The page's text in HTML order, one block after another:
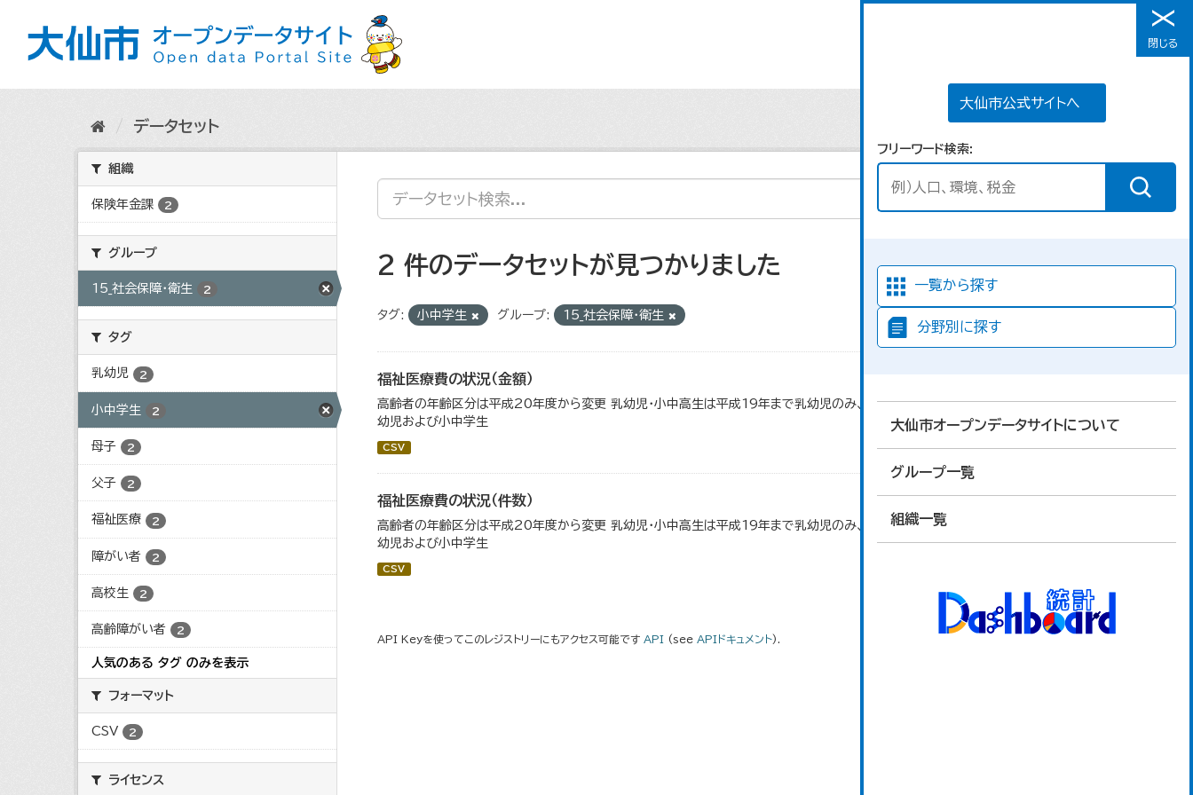
メニュー
大仙市公式サイトへ
フリーワード検索
一覧から探す
分野別に探す
大仙市オープンデータサイトについて
グループ一覧
組織一覧
閉じる
データセット
組織
保険年金課 2
グループ
15_社会保障・衛生 2
タグ
乳幼児 2
小中学生 2
母子 2
父子 2
福祉医療 2
障がい者 2
高校生 2
高齢障がい者 2
人気のある タグ のみを表示
フォーマット
CSV 2
ライセンス
2 件のデータセットが見つかりました
タグ: 小中学生 グループ: 15_社会保障・衛生
福祉医療費の状況（金額）
高齢者の年齢区分は平成20年度から変更 乳幼児・小中高生は平成19年まで乳幼児のみ、平成20年度から令和元年度までは乳
幼児および小中学生
CSV
福祉医療費の状況（件数）
高齢者の年齢区分は平成20年度から変更 乳幼児・小中高生は平成19年まで乳幼児のみ、平成20年度から令和元年度までは乳
幼児および小中学生
CSV
API Keyを使ってこのレジストリーにもアクセス可能です API (see APIドキュメント).